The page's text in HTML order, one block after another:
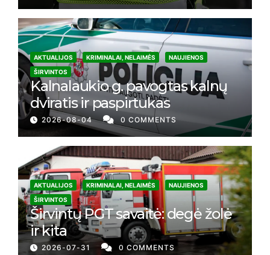
AKTUALIJOS KRIMINALAI, NELAIMĖS
NAUJIENOS
ŠIRVINTOS
Kalnalaukio g. pavogtas kalnų
dviratis ir paspirtukas
2026-08-04 0 COMMENTS
AKTUALIJOS KRIMINALAI, NELAIMĖS
NAUJIENOS
ŠIRVINTOS
Širvintų PGT savaitė: degė žolė
ir kita
2026-07-31 0 COMMENTS